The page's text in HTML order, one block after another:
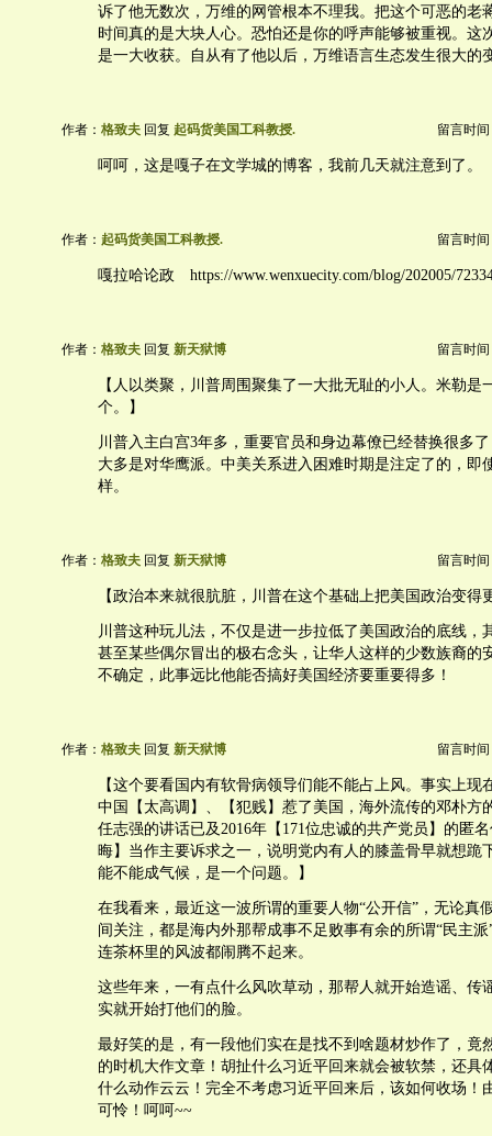
诉了他无数次，万维的网管根本不理我。把这个可恶的老
时间真的是大块人心。恐怕还是你的呼声能够被重视。这
是一大收获。自从有了他以后，万维语言生态发生很大的
作者： 格致夫 回复 起码货美国工科教授. 留言时间
呵呵，这是嘎子在文学城的博客，我前几天就注意到了。
作者： 起码货美国工科教授. 留言时间
嘎拉哈论政 https://www.wenxuecity.com/blog/202005/
作者： 格致夫 回复 新天狱博 留言时间
【人以类聚，川普周围聚集了一大批无耻的小人。米勒是
个。】
川普入主白宫3年多，重要官员和身边幕僚已经替换很多
大多是对华鹰派。中美关系进入困难时期是注定了的，即
样。
作者： 格致夫 回复 新天狱博 留言时间
【政治本来就很肮脏，川普在这个基础上把美国政治变得
川普这种玩儿法，不仅是进一步拉低了美国政治的底线，
甚至某些偶尔冒出的极右念头，让华人这样的少数族裔的
不确定，此事远比他能否搞好美国经济要重要得多！
作者： 格致夫 回复 新天狱博 留言时间
【这个要看国内有软骨病领导们能不能占上风。事实上现
中国【太高调】、【犯贱】惹了美国，海外流传的邓朴方
任志强的讲话已及2016年【171位忠诚的共产党员】的匿
晦】当作主要诉求之一，说明党内有人的膝盖骨早就想跪
能不能成气候，是一个问题。】
在我看来，最近这一波所谓的重要人物“公开信”，无论真
间关注，都是海内外那帮成事不足败事有余的所谓“民主
连茶杯里的风波都闹腾不起来。
这些年来，一有点什么风吹草动，那帮人就开始造谣、传
实就开始打他们的脸。
最好笑的是，有一段他们实在是找不到啥题材炒作了，竟
的时机大作文章！胡扯什么习近平回来就会被软禁，还具
什么动作云云！完全不考虑习近平回来后，该如何收场！
可怜！呵呵~~